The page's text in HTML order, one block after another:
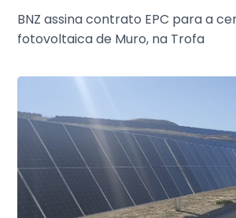
BNZ assina contrato EPC para a
fotovoltaica de Muro, na Trofa